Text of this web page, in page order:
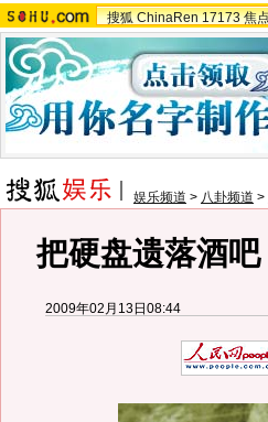
搜狐 ChinaRen 17173 焦
娱乐频道 > 八卦频道 >
把硬盘遗落酒
2009年02月13日08:44